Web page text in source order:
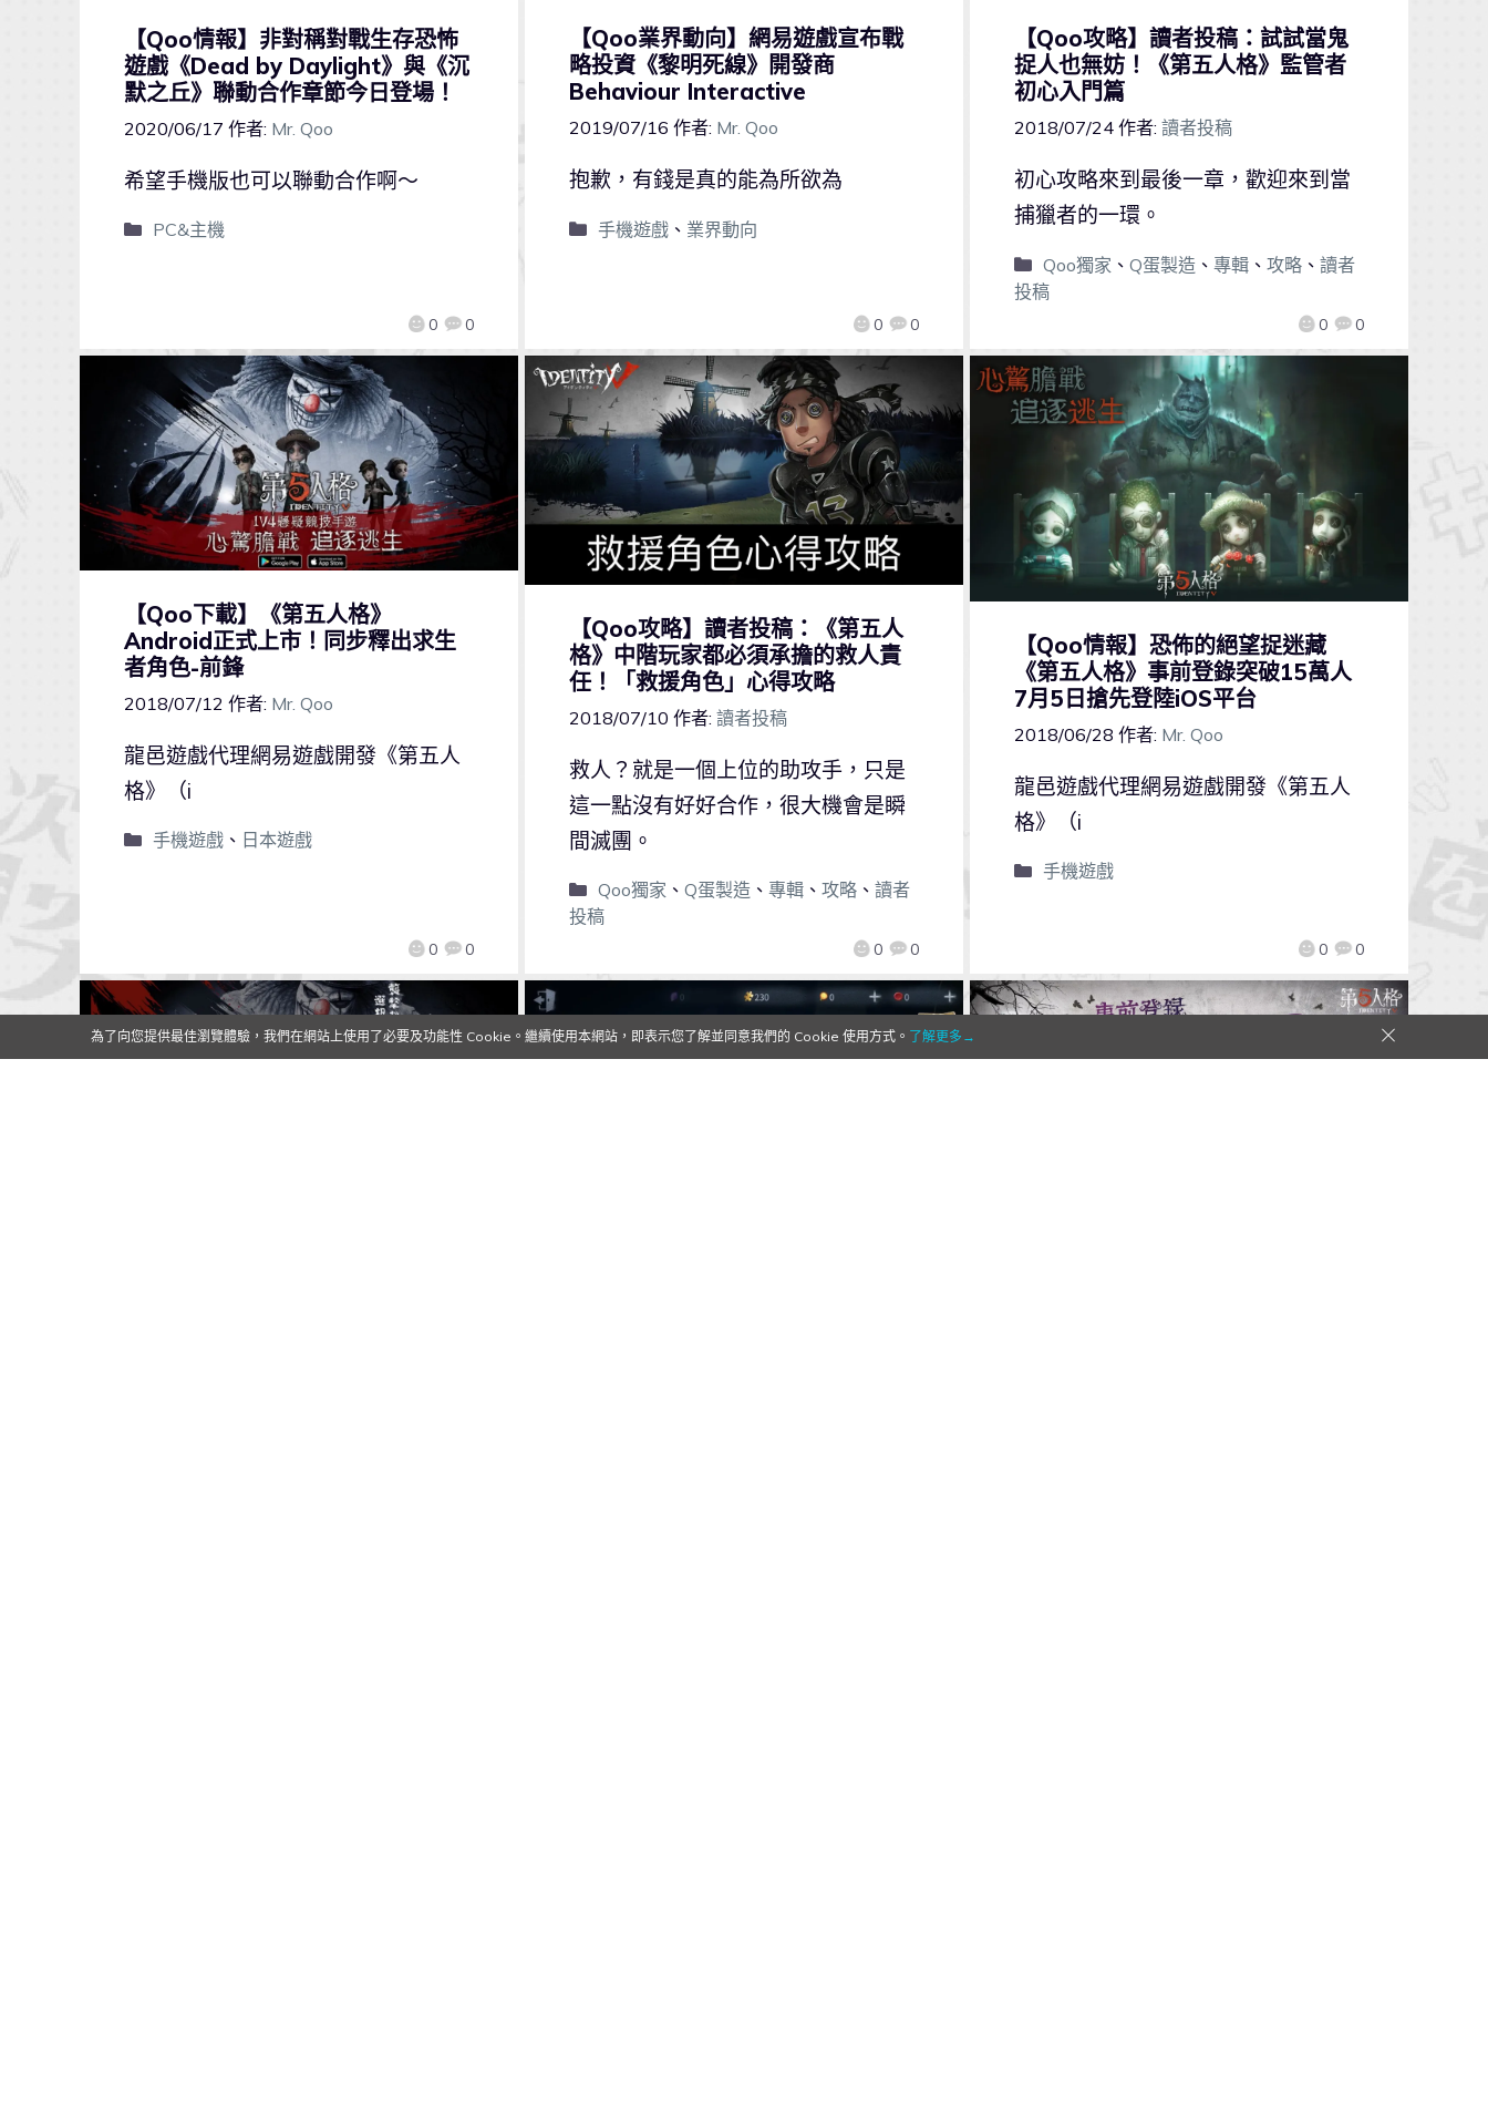
【Qoo情報】非對稱對戰生存恐怖
遊戲《Dead by Daylight》與《沉
默之丘》聯動合作章節今日登場！
2020/06/17 作者: Mr. Qoo
0 0
希望手機版也可以聯動合作啊～
PC&主機
【Qoo業界動向】網易遊戲宣布戰
略投資《黎明死線》開發商
Behaviour Interactive
2019/07/16 作者: Mr. Qoo
0 0
抱歉，有錢是真的能為所欲為
手機遊戲、 業界動向
【Qoo攻略】讀者投稿：試試當鬼
捉人也無妨！《第五人格》監管者
初心入門篇
2018/07/24 作者: 讀者投稿
0 0
初心攻略來到最後一章，歡迎來到當
捕獵者的一環。
Qoo獨家 、 Q蛋製造、 專輯、 攻略、 讀者
投稿
【Qoo下載】《第五人格》
Android正式上市！同步釋出求生
者角色-前鋒
2018/07/12 作者: Mr. Qoo
0 0
龍邑遊戲代理網易遊戲開發《第五人
格》（i
手機遊戲、 日本遊戲
【Qoo攻略】讀者投稿：《第五人
格》中階玩家都必須承擔的救人責
任！「救援角色」心得攻略
2018/07/10 作者: 讀者投稿
0 0
救人？就是一個上位的助攻手，只是
這一點沒有好好合作，很大機會是瞬
間滅團。
Qoo獨家 、 Q蛋製造、 專輯、 攻略、 讀者
投稿
【Qoo情報】恐佈的絕望捉迷藏
《第五人格》事前登錄突破15萬人
7月5日搶先登陸iOS平台
2018/06/28 作者: Mr. Qoo
0 0
龍邑遊戲代理網易遊戲開發《第五人
格》（i
手機遊戲
為了向您提供最佳瀏覽體驗，我們在網站上使用了必要及功能性 Cookie。繼續使用本網站，即表示您了解並同意我們的 Cookie 使用方式。 了解更多→